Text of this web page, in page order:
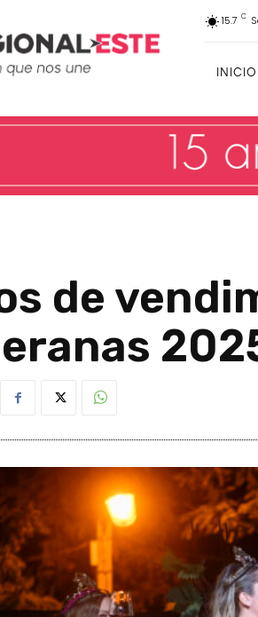
15.7 C
INICIO
de